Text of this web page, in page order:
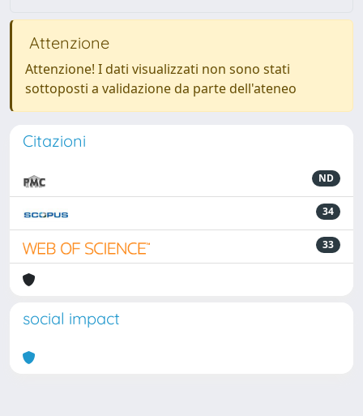
Attenzione
Attenzione! I dati visualizzati non sono stati
sottoposti a validazione da parte dell'ateneo
Citazioni
ND
34
33
social impact